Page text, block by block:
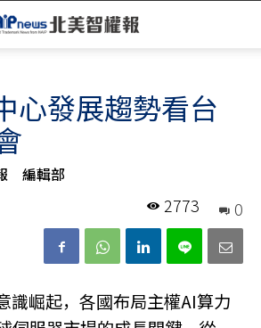
心發展趨勢看台
編輯部
0
2773
識崛起，各國布局主權AI算力